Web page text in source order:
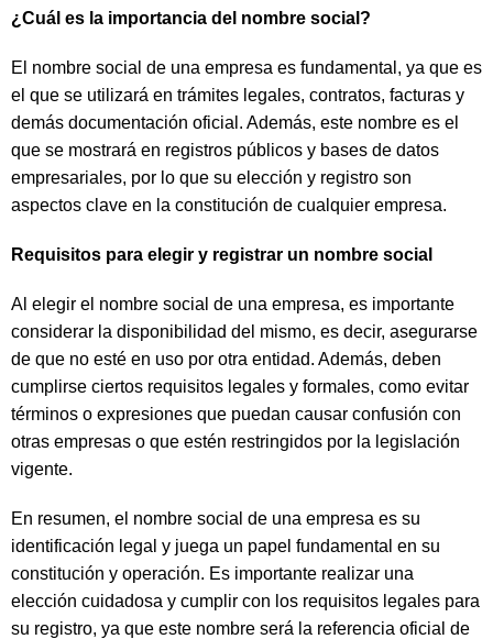
¿Cuál es la importancia del nombre social?
El nombre social de una empresa es fundamental, ya que es
el que se utilizará en trámites legales, contratos, facturas y
demás documentación oficial. Además, este nombre es el
que se mostrará en registros públicos y bases de datos
empresariales, por lo que su elección y registro son
aspectos clave en la constitución de cualquier empresa.
Requisitos para elegir y registrar un nombre social
Al elegir el nombre social de una empresa, es importante
considerar la disponibilidad del mismo, es decir, asegurarse
de que no esté en uso por otra entidad. Además, deben
cumplirse ciertos requisitos legales y formales, como evitar
términos o expresiones que puedan causar confusión con
otras empresas o que estén restringidos por la legislación
vigente.
En resumen, el nombre social de una empresa es su
identificación legal y juega un papel fundamental en su
constitución y operación. Es importante realizar una
elección cuidadosa y cumplir con los requisitos legales para
su registro, ya que este nombre será la referencia oficial de